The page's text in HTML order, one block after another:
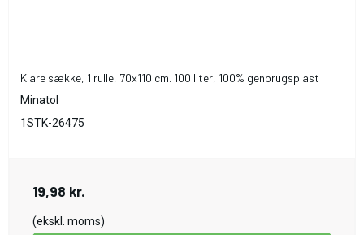
Klare sække, 1 rulle, 70x110 cm. 100 liter, 100% genbrugsplast
Minatol
1STK-26475
19,98 kr.
(ekskl. moms)